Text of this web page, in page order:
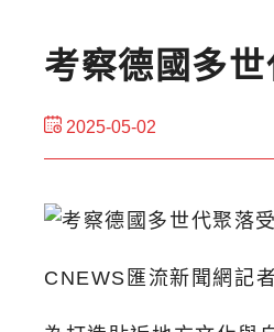
考察德國多
2025-05-02
CNEWS匯流新聞網記